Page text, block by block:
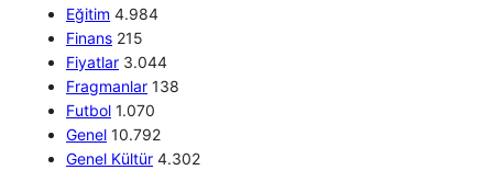
Eğitim 4.984
Finans 215
Fiyatlar 3.044
Fragmanlar 138
Futbol 1.070
Genel 10.792
Genel Kültür 4.302